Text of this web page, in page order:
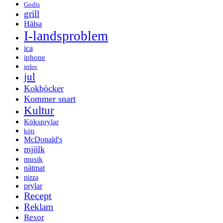
Godis
grill
Hälsa
I-landsproblem
ica
iphone
jerlov
jul
Kokböcker
Kommer snart
Kultur
Köksprylar
kött
McDonald's
mjölk
musik
nätmat
pizza
prylar
Recept
Reklam
Resor